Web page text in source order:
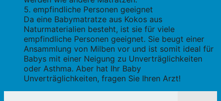
empfindliche Personen geeignet
Da eine Babymatratze aus Kokos aus
Naturmaterialien besteht, ist sie für viele
empfindliche Personen geeignet. Sie beugt einer
Ansammlung von Milben vor und ist somit ideal für
Babys mit einer Neigung zu Unverträglichkeiten
oder Asthma. Aber hat Ihr Baby
Unverträglichkeiten, fragen Sie Ihren Arzt!